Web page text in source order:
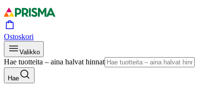
Ostoskori
Valikko
Hae tuotteita – aina halvat hinnat
Hae